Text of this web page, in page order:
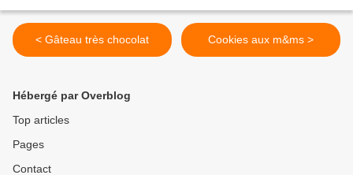
< Gâteau très chocolat Cookies aux m&ms >
Hébergé par Overblog
Top articles
Pages
Contact